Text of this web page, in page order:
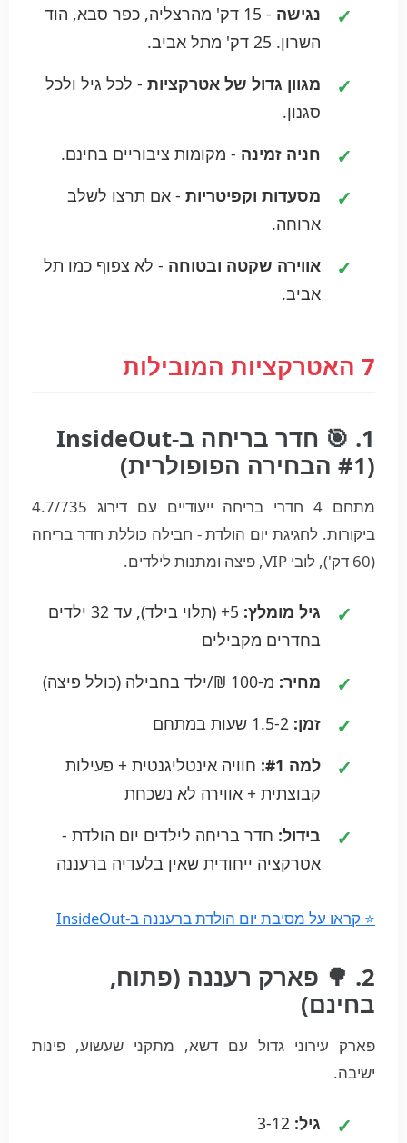
נגישה
- 15 דק' מהרצליה, כפר סבא, הוד
השרון. 25 דק' מתל אביב.
מגוון גדול של אטרקציות - לכל גיל ולכל
סגנון.
חניה זמינה - מקומות ציבוריים בחינם.
מסעדות וקפיטריות - אם תרצו לשלב
ארוחה.
אווירה שקטה ובטוחה - לא צפוף כמו תל
אביב.
7 האטרקציות המובילות
1. 🎯 חדר בריחה ב-InsideOut
(#1 הבחירה הפופולרית)
מתחם 4 חדרי בריחה ייעודיים עם דירוג 4.7/735
ביקורות. לחגיגת יום הולדת - חבילה כוללת חדר בריחה
(60 דק'), לובי VIP, פיצה ומתנות לילדים.
גיל מומלץ:
5+ (תלוי בילד), עד 32 ילדים
בחדרים מקבילים
מחיר: מ-100 ₪/ילד בחבילה (כולל פיצה)
זמן:
למה #1:
חוויה אינטליגנטית + פעילות
קבוצתית + אווירה לא נשכחת
בידול: חדר בריחה לילדים יום הולדת -
אטרקציה ייחודית שאין בלעדיה ברעננה
⭐ קראו על מסיבת יום הולדת ברעננה ב-InsideOut
2. 🌳 פארק רעננה (פתוח,
בחינם)
פארק עירוני גדול עם דשא, מתקני שעשוע, פינות
ישיבה.
גיל: